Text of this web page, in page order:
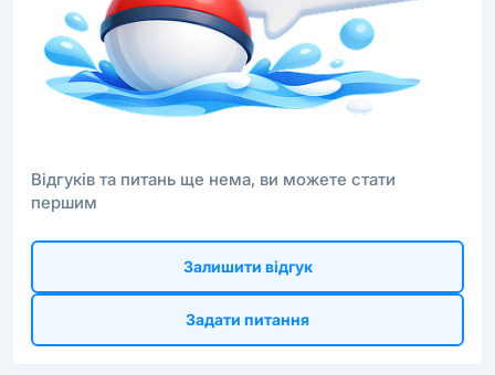
Відгуків та питань ще нема, ви можете стати
першим
Залишити відгук
Задати питання